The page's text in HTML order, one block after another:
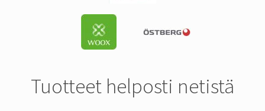
Tuotteet helposti netistä